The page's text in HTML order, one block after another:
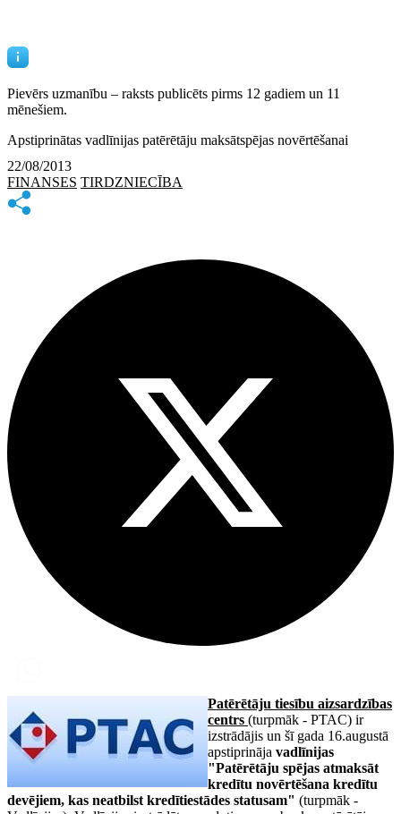
Pievērs uzmanību – raksts publicēts pirms 12 gadiem un 11
mēnešiem.
Apstiprinātas vadlīnijas patērētāju maksātspējas novērtēšanai
22/08/2013
FINANSES TIRDZNIECĪBA
Patērētāju tiesību aizsardzības
centrs (turpmāk - PTAC) ir
izstrādājis un šī gada 16.augustā
apstiprināja vadlīnijas
"Patērētāju spējas atmaksāt
kredītu novērtēšana kredītu
devējiem, kas neatbilst kredītiestādes statusam" (turpmāk -